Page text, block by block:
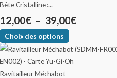
Bête Cristalline :...
12,00€ – 39,00€
Choix des options
Ravitailleur Méchabot